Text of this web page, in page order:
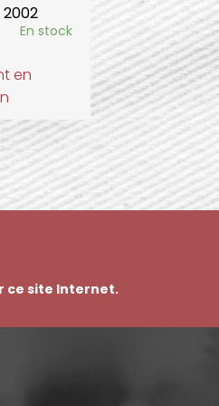
En stock
en
ce site Internet.